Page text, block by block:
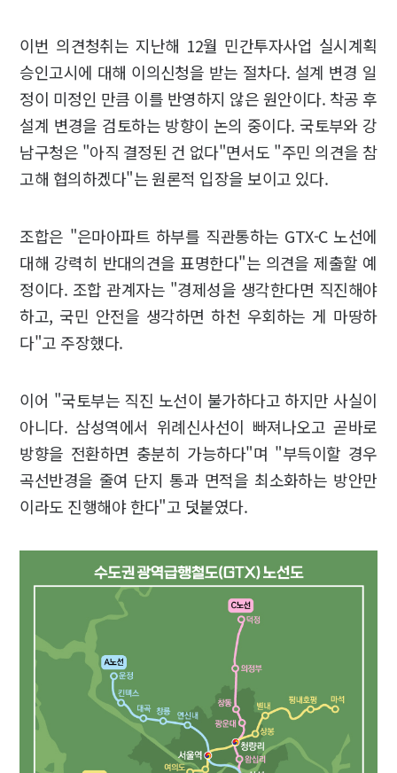
이번 의견청취는 지난해 12월 민간투자사업 실시계획
승인고시에 대해 이의신청을 받는 절차다. 설계 변경 일
정이 미정인 만큼 이를 반영하지 않은 원안이다. 착공 후
설계 변경을 검토하는 방향이 논의 중이다. 국토부와 강
남구청은 "아직 결정된 건 없다"면서도 "주민 의견을 참
고해 협의하겠다"는 원론적 입장을 보이고 있다.
조합은 "은마아파트 하부를 직관통하는 GTX-C 노선에
대해 강력히 반대의견을 표명한다"는 의견을 제출할 예
정이다. 조합 관계자는 "경제성을 생각한다면 직진해야
하고, 국민 안전을 생각하면 하천 우회하는 게 마땅하
다"고 주장했다.
이어 "국토부는 직진 노선이 불가하다고 하지만 사실이
아니다. 삼성역에서 위례신사선이 빠져나오고 곧바로
방향을 전환하면 충분히 가능하다"며 "부득이할 경우
곡선반경을 줄여 단지 통과 면적을 최소화하는 방안만
이라도 진행해야 한다"고 덧붙였다.